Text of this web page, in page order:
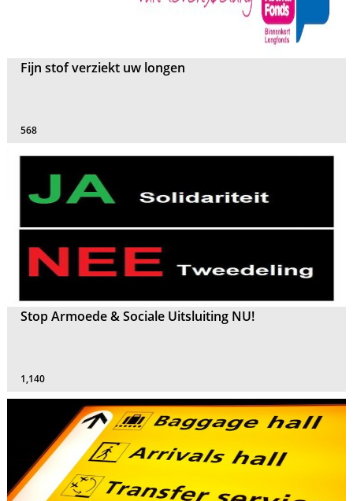
Fijn stof verziekt uw longen
568
Stop Armoede & Sociale Uitsluiting NU!
1,140